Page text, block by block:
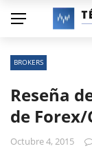
BROKERS
Reseña
de Forex/
Octubre 4, 2015